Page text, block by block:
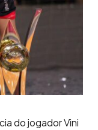
do jogador Vini